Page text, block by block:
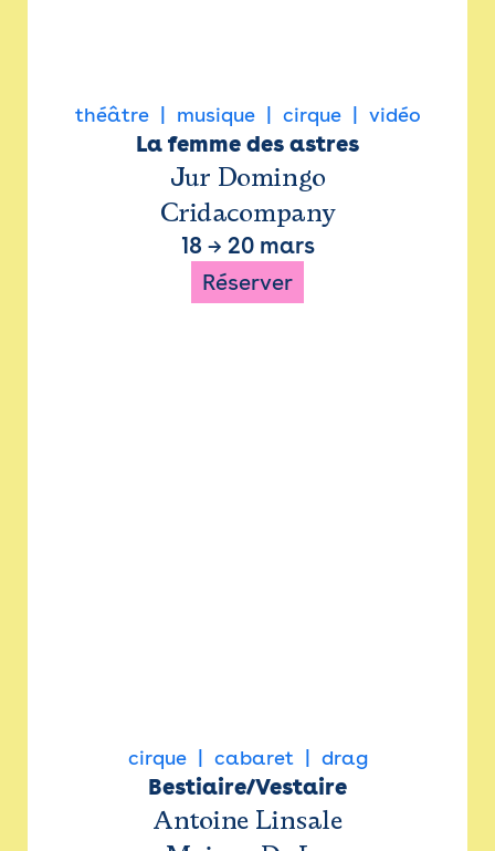
théâtre musique cirque vidéo
La femme des astres
Jur Domingo
Cridacompany
18 → 20 mars
Réserver
cirque cabaret drag
Bestiaire/Vestaire
Antoine Linsale